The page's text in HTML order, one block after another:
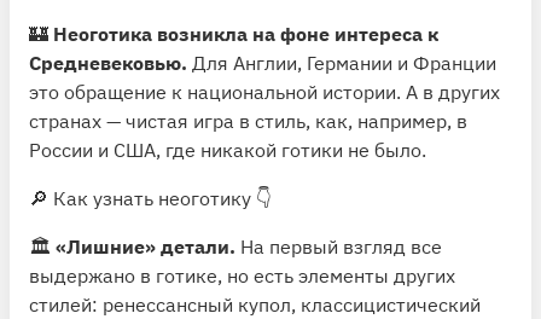
🏰 Неоготика возникла на фоне интереса к
Средневековью. Для Англии, Германии и Франции
это обращение к национальной истории. А в других
странах — чистая игра в стиль, как, например, в
России и США, где никакой готики не было.
🔎 Как узнать неоготику 👇
🏛 «Лишние» детали. На первый взгляд все
выдержано в готике, но есть элементы других
стилей: ренессансный купол, классицистический